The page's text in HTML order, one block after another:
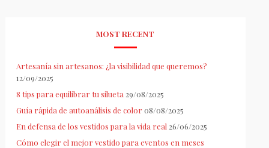
MOST RECENT
Artesanía sin artesanos: ¿la visibilidad que queremos?
12/09/2025
8 tips para equilibrar tu silueta 29/08/2025
Guía rápida de autoanálisis de color 08/08/2025
En defensa de los vestidos para la vida real 26/06/2025
Cómo elegir el mejor vestido para eventos en meses